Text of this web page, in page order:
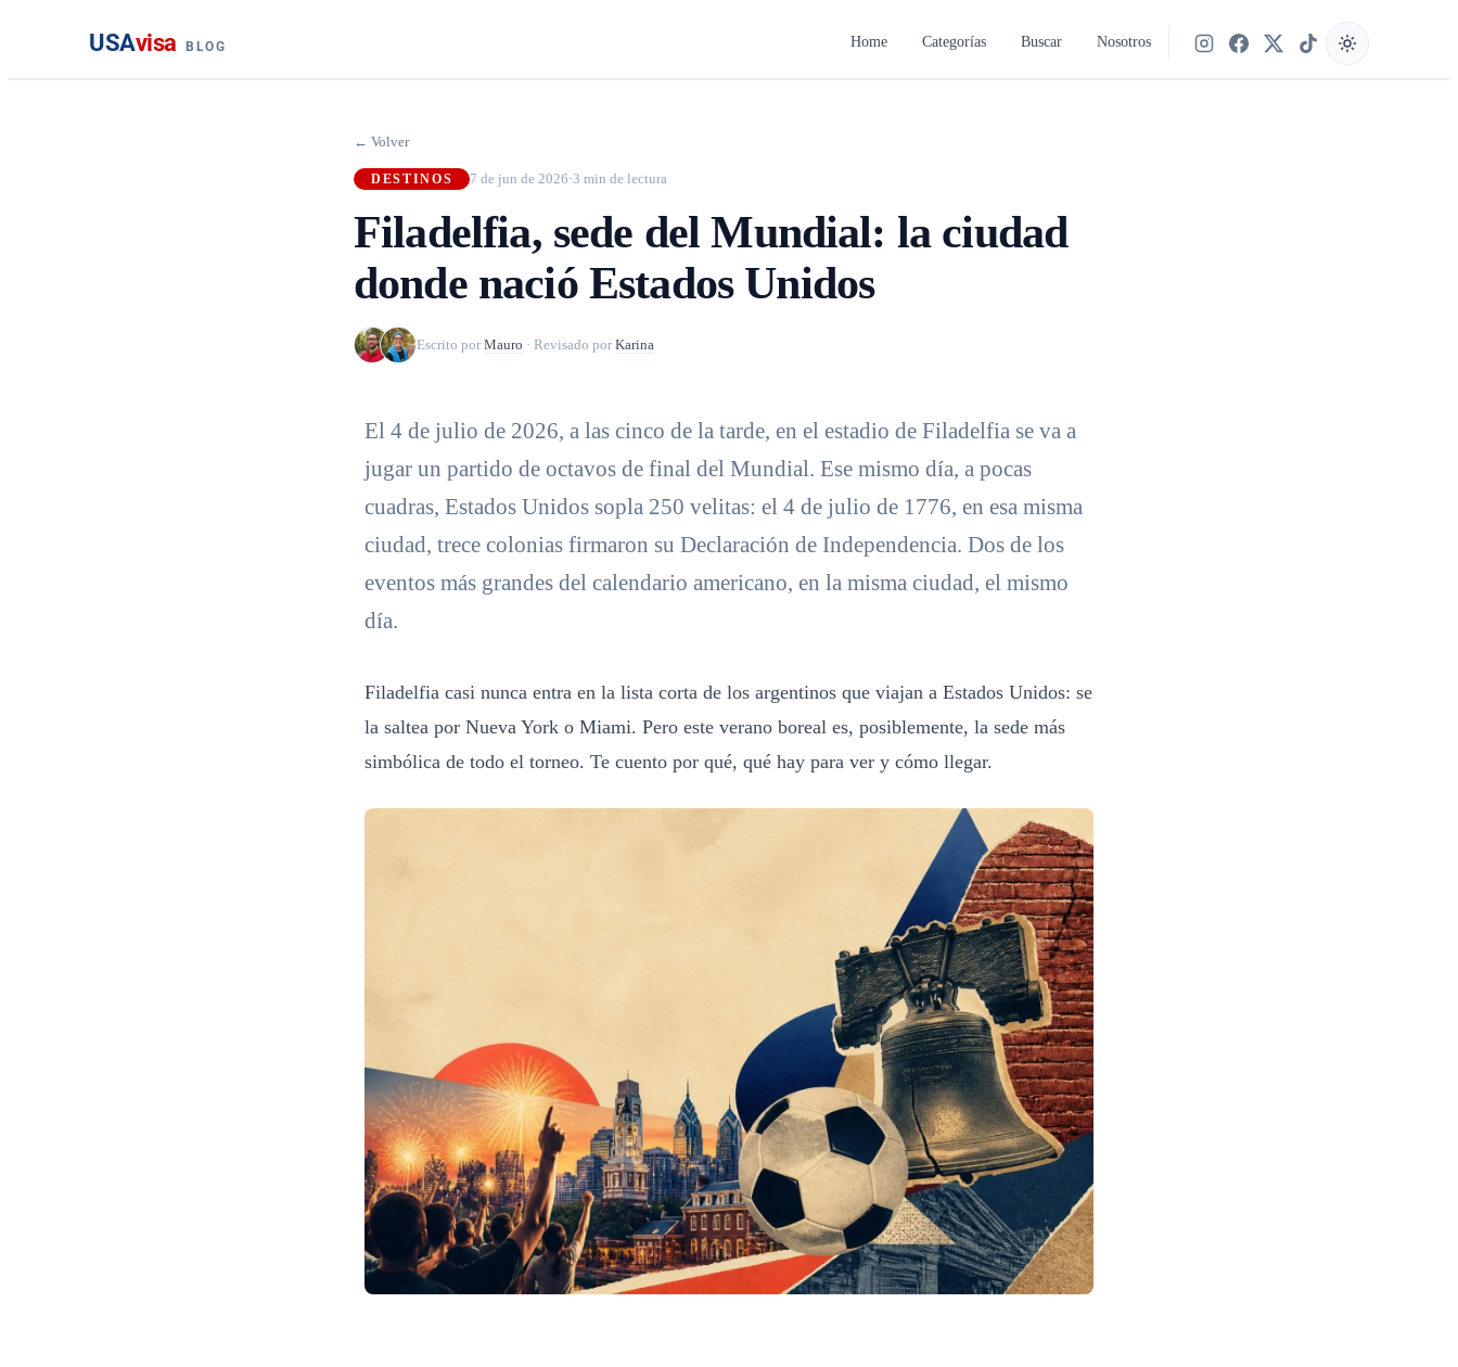
USAvisa BLOG Home Categorías Buscar Nosotros
Síguenos en Instagram
Síguenos en Facebook
Síguenos en X
Síguenos en TikTok
← Volver
DESTINOS 7 de jun de 2026·3 min de lectura
Filadelfia, sede del Mundial: la ciudad
donde nació Estados Unidos
Escrito por Mauro · Revisado por Karina
El 4 de julio de 2026, a las cinco de la tarde, en el estadio de Filadelfia se va a
jugar un partido de octavos de final del Mundial. Ese mismo día, a pocas
cuadras, Estados Unidos sopla 250 velitas: el 4 de julio de 1776, en esa misma
ciudad, trece colonias firmaron su Declaración de Independencia. Dos de los
eventos más grandes del calendario americano, en la misma ciudad, el mismo
día.
Filadelfia casi nunca entra en la lista corta de los argentinos que viajan a Estados Unidos: se
la saltea por Nueva York o Miami. Pero este verano boreal es, posiblemente, la sede más
simbólica de todo el torneo. Te cuento por qué, qué hay para ver y cómo llegar.